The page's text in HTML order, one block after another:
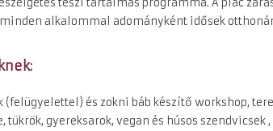
teszi tartalmas programmá. A piac
alkalommal adományként idősek
(felügyelettel) és zokni báb készítő workshop,
tükrök, gyereksarok, vegan és húsos szendvicsek